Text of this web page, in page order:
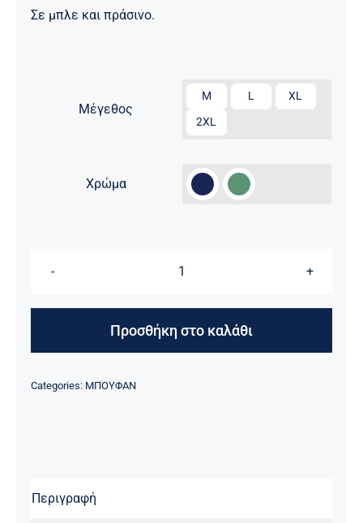
Σε μπλε και πράσινο.
Μέγεθος
M L
XL
2XL
Χρώμα
ΜΠΟΥΦΑΝ
ΠΡΟΕΛΕΥΣΗ
ΟΛΛΑΝΔΙΑΣ
Προσθήκη στο καλάθι
Categories: ΜΠΟΥΦΑΝ
Περιγραφή